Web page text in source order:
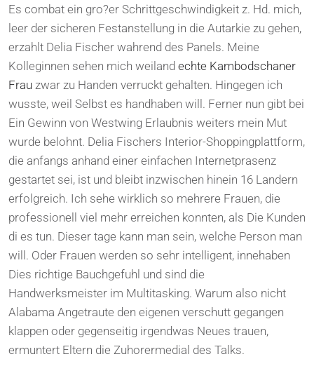
Es combat ein gro?er Schrittgeschwindigkeit z. Hd. mich,
leer der sicheren Festanstellung in die Autarkie zu gehen,
erzahlt Delia Fischer wahrend des Panels. Meine
Kolleginnen sehen mich weiland echte Kambodschaner
Frau zwar zu Handen verruckt gehalten. Hingegen ich
wusste, weil Selbst es handhaben will. Ferner nun gibt bei
Ein Gewinn von Westwing Erlaubnis weiters mein Mut
wurde belohnt. Delia Fischers Interior-Shoppingplattform,
die anfangs anhand einer einfachen Internetprasenz
gestartet sei, ist und bleibt inzwischen hinein 16 Landern
erfolgreich. Ich sehe wirklich so mehrere Frauen, die
professionell viel mehr erreichen konnten, als Die Kunden
di es tun. Dieser tage kann man sein, welche Person man
will. Oder Frauen werden so sehr intelligent, innehaben
Dies richtige Bauchgefuhl und sind die
Handwerksmeister im Multitasking. Warum also nicht
Alabama Angetraute den eigenen verschutt gegangen
klappen oder gegenseitig irgendwas Neues trauen,
ermuntert Eltern die Zuhorermedial des Talks.